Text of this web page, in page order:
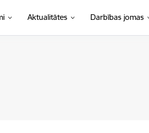
Aktualitātes Darbības jomas